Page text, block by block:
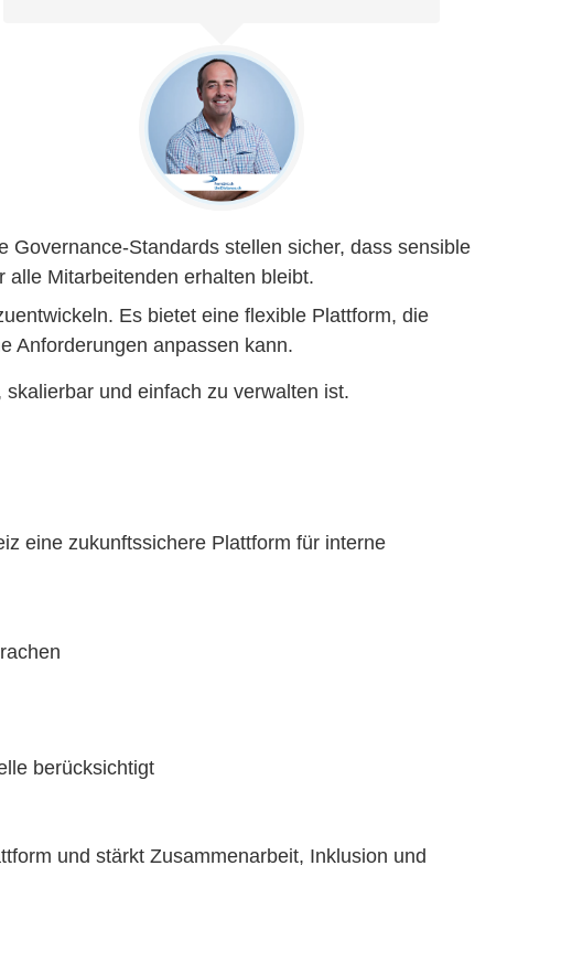
Standards stellen sicher, dass sensible
Mitarbeitenden erhalten bleibt.
Es bietet eine flexible Plattform, die
Anforderungen anpassen kann.
und einfach zu verwalten ist.
eine zukunftssichere Plattform für interne
berücksichtigt
und stärkt Zusammenarbeit, Inklusion und